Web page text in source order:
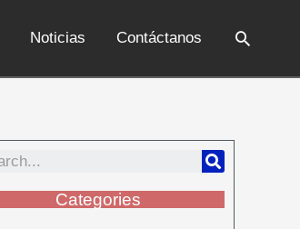
Noticias Contáctanos
Categories